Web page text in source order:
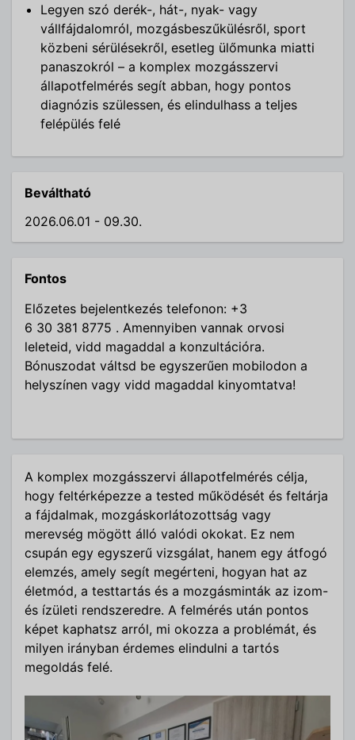
Legyen szó derék-, hát-, nyak- vagy
vállfájdalomról, mozgásbeszűkülésről, sport
közbeni sérülésekről, esetleg ülőmunka miatti
panaszokról – a komplex mozgásszervi
állapotfelmérés segít abban, hogy pontos
diagnózis szülessen, és elindulhass a teljes
felépülés felé
Beváltható
2026.06.01 - 09.30.
Fontos
Előzetes bejelentkezés telefonon: +3
6 30 381 8775 . Amennyiben vannak orvosi
leleteid, vidd magaddal a konzultációra.
Bónuszodat váltsd be egyszerűen mobilodon a
helyszínen vagy vidd magaddal kinyomtatva!
A komplex mozgásszervi állapotfelmérés célja,
hogy feltérképezze a tested működését és feltárja
a fájdalmak, mozgáskorlátozottság vagy
merevség mögött álló valódi okokat. Ez nem
csupán egy egyszerű vizsgálat, hanem egy átfogó
elemzés, amely segít megérteni, hogyan hat az
életmód, a testtartás és a mozgásminták az izom-
és ízületi rendszeredre. A felmérés után pontos
képet kaphatsz arról, mi okozza a problémát, és
milyen irányban érdemes elindulni a tartós
megoldás felé.